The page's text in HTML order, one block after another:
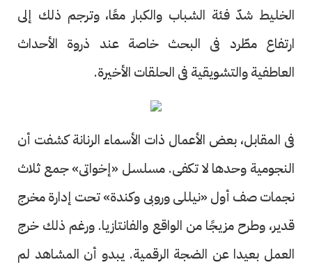
الخليط شدّ فئة الشباب والكبار معًا، وترجم ذلك إلى
ارتفاع مطّرد فى البحث خاصة عند ذروة الأحداث
العاطفية والتشويقية فى الحلقات الأخيرة.
فى المقابل، بعض الأعمال ذات الأسماء الرنانة كشفت أن
النجومية وحدها لا تكفى. مسلسل «إخواتى» جمع ثلاث
نجمات صف أول «نيللى وروبى وكندة» تحت إدارة مخرج
قدير، وطرح مزيجًا من الواقع والفانتازيا. ورغم ذلك خرج
العمل بعيدا عن الضجة الرقمية. يبدو أن المشاهد لم